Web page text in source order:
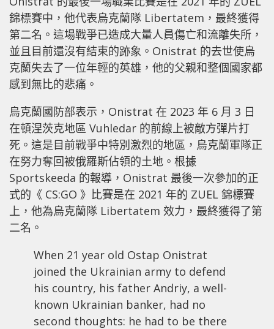
錦標賽中，他代表烏克蘭隊 Libertatem，最終獲得
第二名。這場戰爭已造成大量人員傷亡和流離失所，
並且目前還沒有結束的跡象。Onistrat 的去世使烏
克蘭失去了一位年輕的英雄，他的父親和整個國家都
感到無比的悲痛。
烏克蘭國防部表示，Onistrat 在 2023 年 6 月 3 日
在頓涅茨克地區 Vuhledar 的前線上被敵方彈片打
死。這是目前戰爭中特別激烈的地區，烏克蘭軍隊正
在努力奪回被俄羅斯佔領的土地。根據
Sportskeeda 的報導，Onistrat 最後一次參加的正
式的《 CS:GO 》比賽是在 2021 年的 ZUEL 錦標賽
上，他為烏克蘭隊 Libertatem 效力，最終獲得了第
二名。
When 21 year old Ostap Onistrat
joined the Ukrainian army to defend
his country, his father Andriy, a well-
known Ukrainian banker, had no
second thoughts: he had to be there